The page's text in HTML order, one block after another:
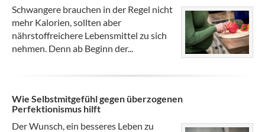
Schwangere brauchen in der Regel nicht
mehr Kalorien, sollten aber
nährstoffreichere Lebensmittel zu sich
nehmen. Denn ab Beginn der...
Wie Selbstmitgefühl gegen überzogenen
Perfektionismus hilft
Der Wunsch, ein besseres Leben zu